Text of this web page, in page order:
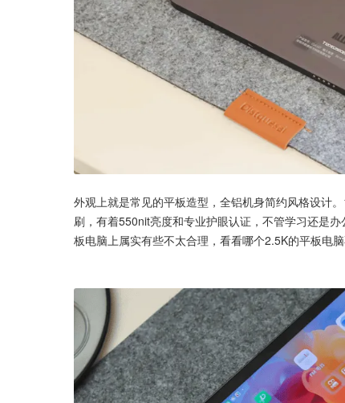
外观上就是常见的平板造型，全铝机身简约风格设计
刷，有着550nit亮度和专业护眼认证，不管学习还是
板电脑上属实有些不太合理，看看哪个2.5K的平板电